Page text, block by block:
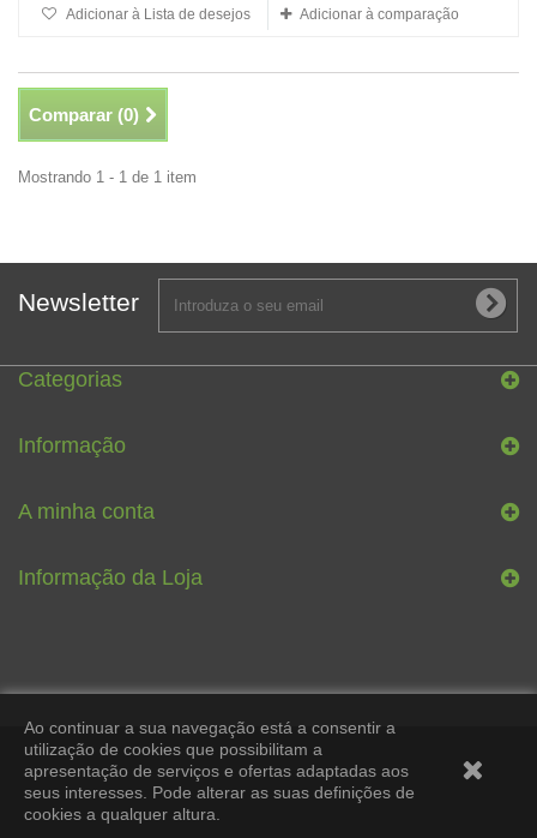
Adicionar à Lista de desejos Adicionar à comparação
Comparar (0)
Mostrando 1 - 1 de 1 item
Newsletter
Categorias
Informação
A minha conta
Informação da Loja
Ao continuar a sua navegação está a consentir a
utilização de cookies que possibilitam a
apresentação de serviços e ofertas adaptadas aos
seus interesses. Pode alterar as suas definições de
cookies a qualquer altura.